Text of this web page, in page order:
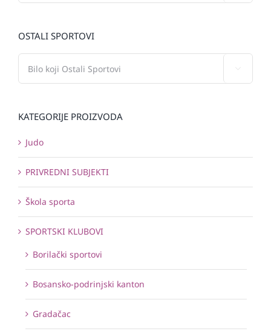
OSTALI SPORTOVI
KATEGORIJE PROIZVODA
Judo
PRIVREDNI SUBJEKTI
Škola sporta
SPORTSKI KLUBOVI
Borilački sportovi
Bosansko-podrinjski kanton
Gradačac